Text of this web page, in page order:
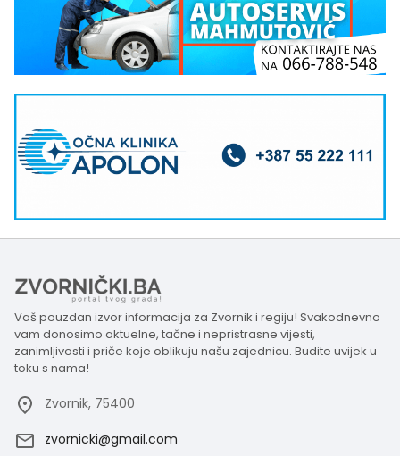
Vaš pouzdan izvor informacija za Zvornik i regiju! Svakodnevno
vam donosimo aktuelne, tačne i nepristrasne vijesti,
zanimljivosti i priče koje oblikuju našu zajednicu. Budite uvijek u
toku s nama!
Zvornik, 75400
zvornicki@gmail.com